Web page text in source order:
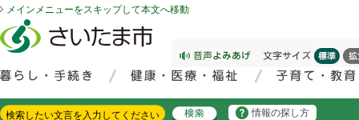
メインメニューをスキップして本文へ移動
情報の探し方